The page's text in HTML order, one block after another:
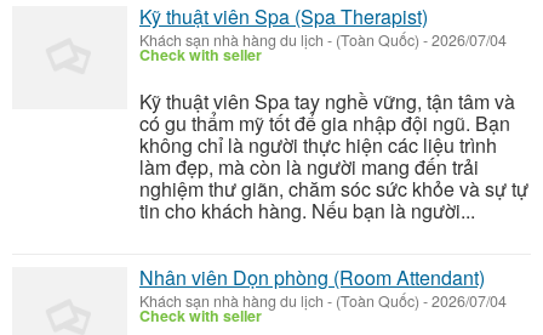
Kỹ thuật viên Spa (Spa Therapist)
Khách sạn nhà hàng du lịch - (Toàn Quốc) -2026/07/04
Check with seller
Kỹ thuật viên Spa tay nghề vững, tận tâm và
có gu thẩm mỹ tốt để gia nhập đội ngũ. Bạn
không chỉ là người thực hiện các liệu trình
làm đẹp, mà còn là người mang đến trải
nghiệm thư giãn, chăm sóc sức khỏe và sự tự
tin cho khách hàng. Nếu bạn là người...
Nhân viên Dọn phòng (Room Attendant)
Khách sạn nhà hàng du lịch - (Toàn Quốc) -2026/07/04
Check with seller